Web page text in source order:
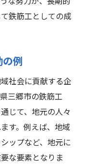
鉄筋工としての成
例
社会に貢献する企
三郷市の鉄筋工
じて、地元の人々
す。例えば、地域
ップなど、地元に
な要素となりま